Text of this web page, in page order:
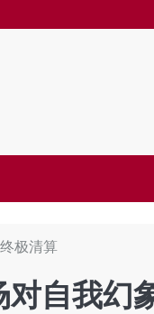
极清算
对自我幻